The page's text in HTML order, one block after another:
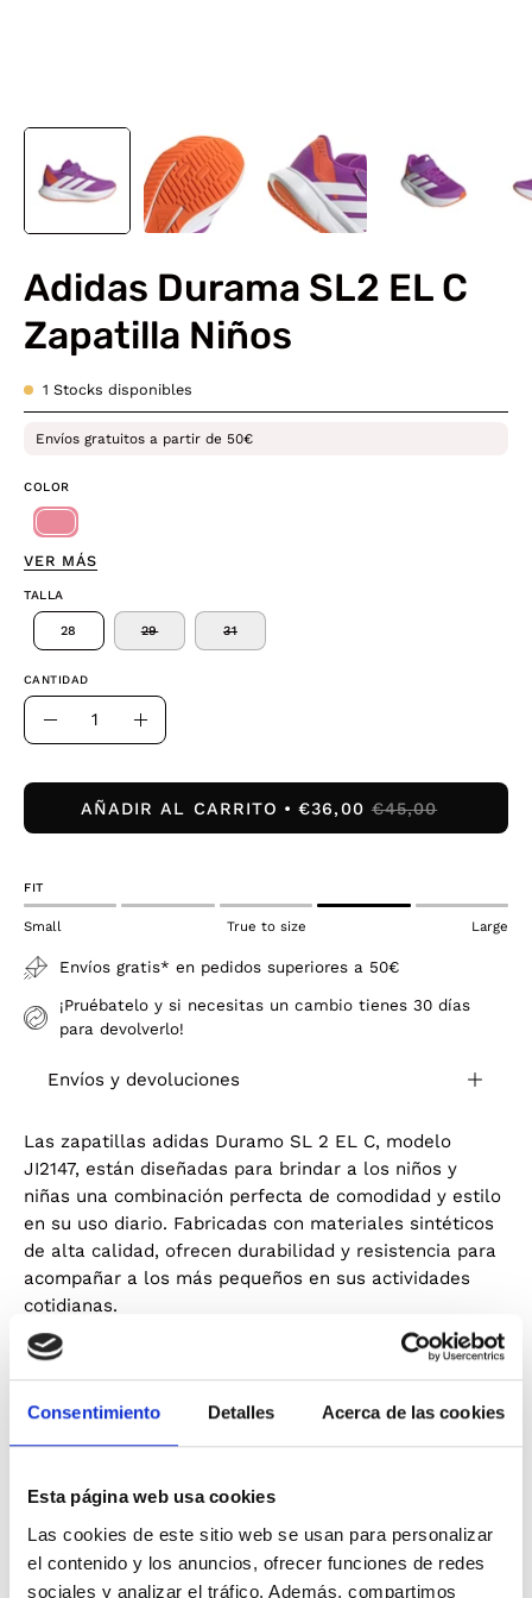
Consentimiento Detalles Acerca de las cookies
Esta página web usa cookies
Las cookies de este sitio web se usan para personalizar
el contenido y los anuncios, ofrecer funciones de redes
sociales y analizar el tráfico. Además, compartimos
Adidas Durama SL2 EL C
Zapatilla Niños
1 Stocks disponibles
Envíos gratuitos a partir de 50€
COLOR
VER MÁS
TALLA
28 29 31
CANTIDAD
Cantidad
Disminuir
cantidad
Aumentar
AÑADIR AL CARRITO €36,00 €45,00
FIT
Small True to size Large
Envíos gratis* en pedidos superiores a 50€
¡Pruébatelo y si necesitas un cambio tienes 30 días
para devolverlo!
Envíos y devoluciones
​Las zapatillas adidas Duramo SL 2 EL C, modelo
JI2147, están diseñadas para brindar a los niños y
niñas una combinación perfecta de comodidad y estilo
en su uso diario. Fabricadas con materiales sintéticos
de alta calidad, ofrecen durabilidad y resistencia para
acompañar a los más pequeños en sus actividades
cotidianas.​
El diseño en color rosa añade un toque vibrante y
correa de velcro aseguran un ajuste seguro y
personalizado. Estos elementos facilitan que los niños
independencia. La parte superior de malla transpirable
mantiene los pies frescos y cómodos durante todo el
día, permitiendo una adecuada ventilación.​